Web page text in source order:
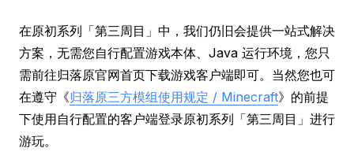
在原初系列「第三周目」中，我们仍旧会提供一站式解决
方案，无需您自行配置游戏本体、Java 运行环境，您只
需前往归落原官网首页下载游戏客户端即可。当然您也可
在遵守《归落原三方模组使用规定 / Minecraft》的前提
下使用自行配置的客户端登录原初系列「第三周目」进行
游玩。